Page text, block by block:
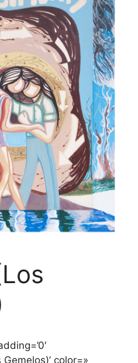
color=»